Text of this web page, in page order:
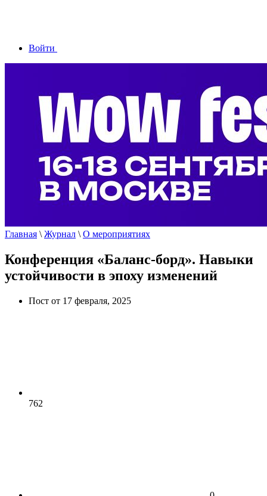
Войти
Главная \ Журнал \ О мероприятиях
Конференция «Баланс-борд». Навыки
устойчивости в эпоху изменений
Пост от 17 февраля, 2025
762